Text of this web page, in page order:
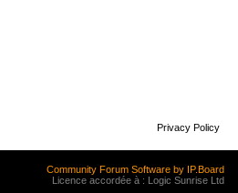
Privacy Policy
Community Forum Software by IP.Board
Licence accordée à : Logic Sunrise Ltd